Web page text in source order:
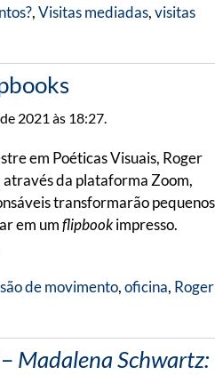
,Visitas mediadas,visitas
2021 às 18:27.
em Poéticas Visuais, Roger
da plataforma Zoom,
transformarão pequenos
em umflipbookimpresso.
de movimento,oficina, Roger
Madalena Schwartz: